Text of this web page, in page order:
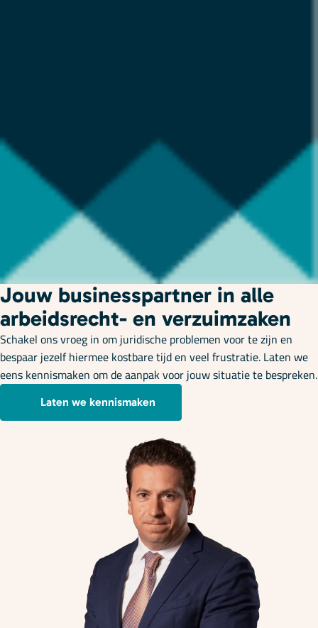
Jouw businesspartner in alle
arbeidsrecht- en verzuimzaken
Schakel ons vroeg in om juridische problemen voor te zijn en
bespaar jezelf hiermee kostbare tijd en veel frustratie. Laten we
eens kennismaken om de aanpak voor jouw situatie te bespreken.
Laten we kennismaken